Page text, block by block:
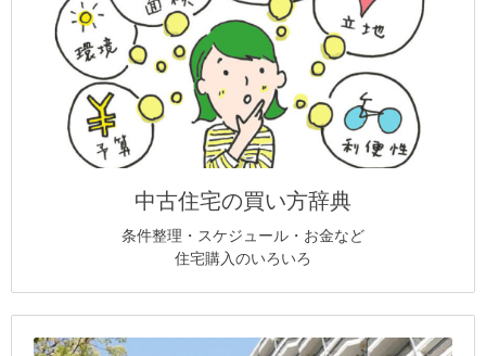
中古住宅の買い方辞典
条件整理・スケジュール・お金など
住宅購入のいろいろ